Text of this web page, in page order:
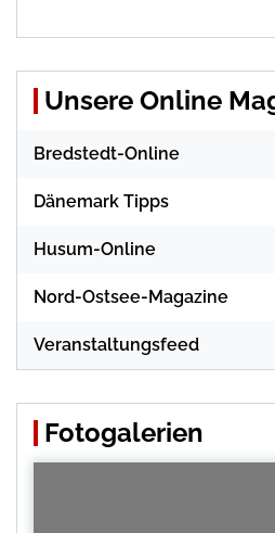
Unsere Online
Bredstedt-Online
Dänemark Tipps
Husum-Online
Nord-Ostsee-Magazine
Veranstaltungsfeed
Fotogalerien